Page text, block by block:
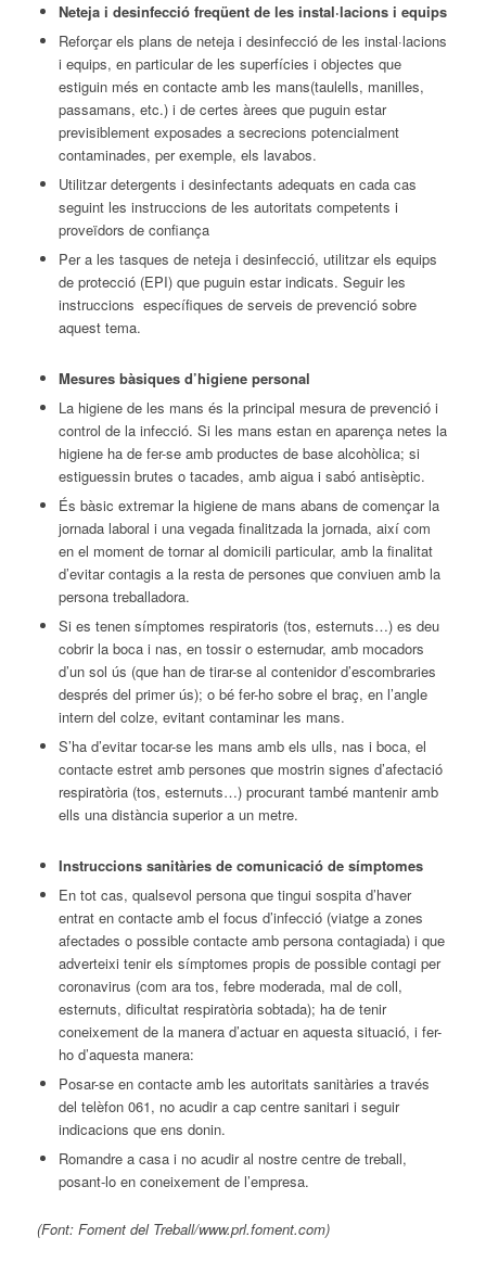
Neteja i desinfecció freqüent de les instal·lacions i equips
Reforçar els plans de neteja i desinfecció de les instal·lacions
i equips, en particular de les superfícies i objectes que
estiguin més en contacte amb les mans(taulells, manilles,
passamans, etc.) i de certes àrees que puguin estar
previsiblement exposades a secrecions potencialment
contaminades, per exemple, els lavabos.
Utilitzar detergents i desinfectants adequats en cada cas
seguint les instruccions de les autoritats competents i
proveïdors de confiança
Per a les tasques de neteja i desinfecció, utilitzar els equips
de protecció (EPI) que puguin estar indicats. Seguir les
instruccions específiques de serveis de prevenció sobre
aquest tema.
Mesures bàsiques d’higiene personal
La higiene de les mans és la principal mesura de prevenció i
control de la infecció. Si les mans estan en aparença netes la
higiene ha de fer-se amb productes de base alcohòlica; si
estiguessin brutes o tacades, amb aigua i sabó antisèptic.
És bàsic extremar la higiene de mans abans de començar la
jornada laboral i una vegada finalitzada la jornada, així com
en el moment de tornar al domicili particular, amb la finalitat
d’evitar contagis a la resta de persones que conviuen amb la
persona treballadora.
Si es tenen símptomes respiratoris (tos, esternuts…) es deu
cobrir la boca i nas, en tossir o esternudar, amb mocadors
d’un sol ús (que han de tirar-se al contenidor d’escombraries
després del primer ús); o bé fer-ho sobre el braç, en l’angle
intern del colze, evitant contaminar les mans.
S’ha d’evitar tocar-se les mans amb els ulls, nas i boca, el
contacte estret amb persones que mostrin signes d’afectació
respiratòria (tos, esternuts…) procurant també mantenir amb
ells una distància superior a un metre.
Instruccions sanitàries de comunicació de símptomes
En tot cas, qualsevol persona que tingui sospita d’haver
entrat en contacte amb el focus d’infecció (viatge a zones
afectades o possible contacte amb persona contagiada) i que
adverteixi tenir els símptomes propis de possible contagi per
coronavirus (com ara tos, febre moderada, mal de coll,
esternuts, dificultat respiratòria sobtada); ha de tenir
coneixement de la manera d’actuar en aquesta situació, i fer-
ho d’aquesta manera:
Posar-se en contacte amb les autoritats sanitàries a través
del telèfon 061, no acudir a cap centre sanitari i seguir
indicacions que ens donin.
Romandre a casa i no acudir al nostre centre de treball,
posant-lo en coneixement de l’empresa.
(Font: Foment del Treball/www.prl.foment.com)